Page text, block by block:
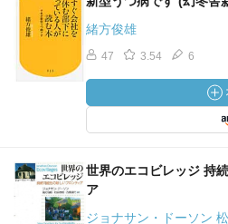
緒方俊雄
47 3.54 6
世界のエコビレッジ 持
ア
ジョナサン・ドーソン